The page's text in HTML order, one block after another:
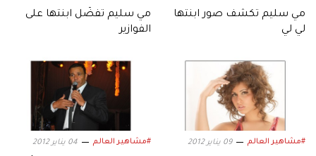
مي سليم تكشف صور ابنتها
لي لي
مي سليم تفضّل ابنتها على
الفوازير
#مشاهير العالم 09 يناير 2012 #مشاهير العالم 04 يناير 2012